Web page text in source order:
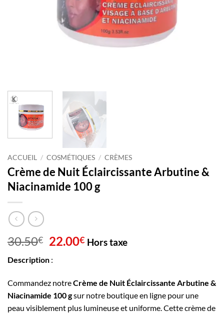
ACCUEIL / COSMÉTIQUES / CRÈMES
Crème de Nuit Éclaircissante Arbutine &
Niacinamide 100 g
30.50€ Le
initial
était :
30.50€.
22.00€Le
est :
22.00€.
Hors taxe
Description :
Commandez notreCrème de Nuit Éclaircissante Arbutine &
Niacinamide 100 gsur notre boutique en ligne pour une
peau visiblement plus lumineuse et uniforme. Cette crème de